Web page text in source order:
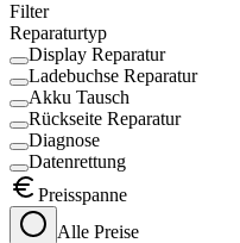
Filter
Reparaturtyp
Display Reparatur
Ladebuchse Reparatur
Akku Tausch
Rückseite Reparatur
Diagnose
Datenrettung
Preisspanne
Alle Preise